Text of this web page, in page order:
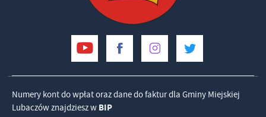
Numery kont do wpłat oraz dane do faktur dla Gminy Miejskiej
Lubaczów znajdziesz w BIP